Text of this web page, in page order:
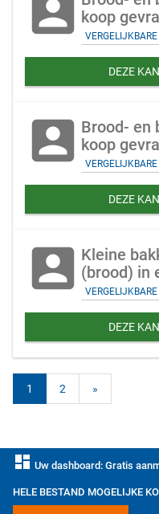
account_box koop
DEZE
account_box Brood- en
koop
DEZE
account_box Kleine
(brood) in
DEZE
1 2 »
dashboard Uw dashboard: Gratis
HELE BESTAND MOGELIJKE